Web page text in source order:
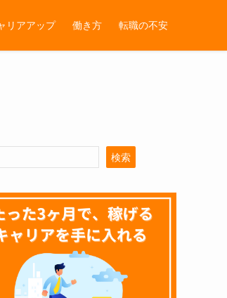
リアアップ 働き方 転職の不安
検索